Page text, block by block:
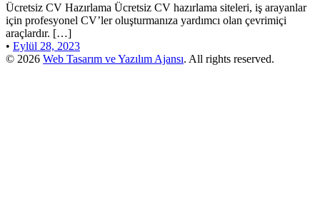
Ücretsiz CV Hazırlama Ücretsiz CV hazırlama siteleri, iş arayanlar
için profesyonel CV’ler oluşturmanıza yardımcı olan çevrimiçi
araçlardır. […]
• Eylül 28, 2023
© 2026 Web Tasarım ve Yazılım Ajansı. All rights reserved.